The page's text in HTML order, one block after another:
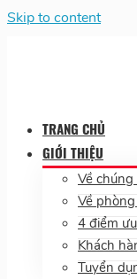
Skip to content
TRANG CHỦ
GIỚI THIỆU
Về chúng
Về
4 điểm
Khách
Tuyển